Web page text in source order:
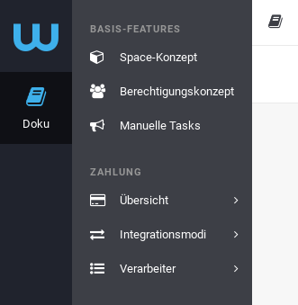
Doku
BASIS-FEATURES
Space-Konzept
Berechtigungskonzept
Manuelle Tasks
ZAHLUNG
Übersicht
Integrationsmodi
Verarbeiter